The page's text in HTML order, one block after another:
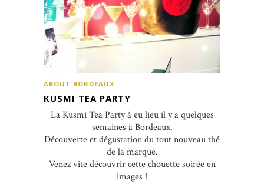
ABOUT BORDEAUX
KUSMI TEA PARTY
La Kusmi Tea Party à eu lieu il y a quelques
semaines à Bordeaux.
Découverte et dégustation du tout nouveau thé
de la marque.
Venez vite découvrir cette chouette soirée en
images !